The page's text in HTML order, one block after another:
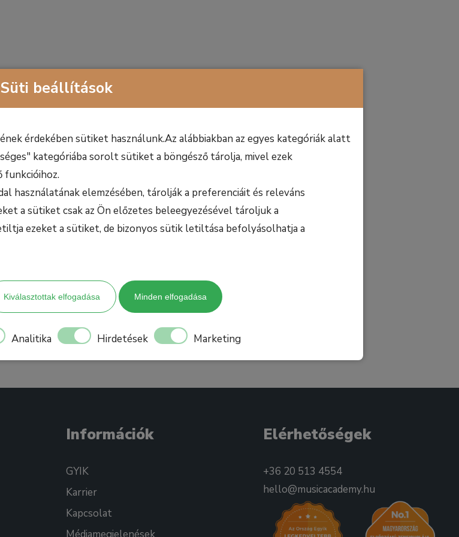
Süti beállítások
érdekében sütiket használunk.Az alábbiakban az egyes kategóriák alatt
kategóriába sorolt sütiket a böngésző tárolja, mivel ezek
funkcióihoz.
használatának elemzésében, tárolják a preferenciáit és releváns
a sütiket csak az Ön előzetes beleegyezésével tároljuk a
ezeket a sütiket, de bizonyos sütik letiltása befolyásolhatja a
Kiválasztottak elfogadása Minden elfogadása
Analitika Hirdetések Marketing
Információk
GYIK
Karrier
Kapcsolat
Elérhetőségek
+36 20 513 4554
hello@musicacademy.hu